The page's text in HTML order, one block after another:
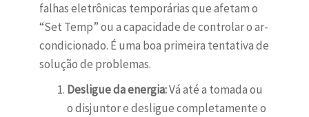
falhas eletrônicas temporárias que afetam o
“Set Temp” ou a capacidade de controlar o ar-
condicionado. É uma boa primeira tentativa de
solução de problemas.
Desligue da energia:Vá até a tomada ou
o disjuntor e desligue completamente o